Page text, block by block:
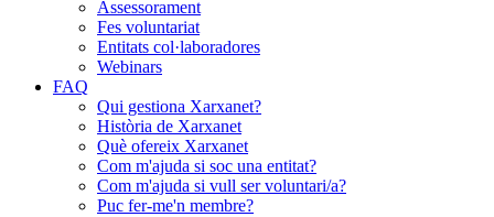
Assessorament
Fes voluntariat
Entitats col·laboradores
Webinars
FAQ
Qui gestiona Xarxanet?
Història de Xarxanet
Què ofereix Xarxanet
Com m'ajuda si soc una entitat?
Com m'ajuda si vull ser voluntari/a?
Puc fer-me'n membre?